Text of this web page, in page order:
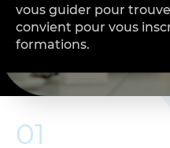
vous guider pour
convient pour vous
formations.
01